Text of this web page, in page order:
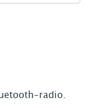
radio.